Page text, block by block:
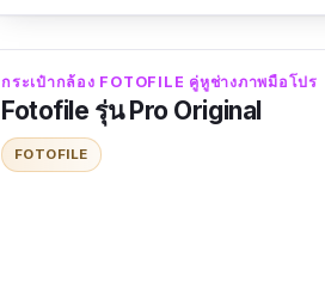
รีวิวจากผู้ใช้จริง
เบา กะทัดรัด การตัดเย็บดี ผ้ากันน้
กระเป๋ากล้อง FOTOFILE คู่หูช่างภาพมือโปร
Fotofile รุ่น Pro Original
FOTOFILE